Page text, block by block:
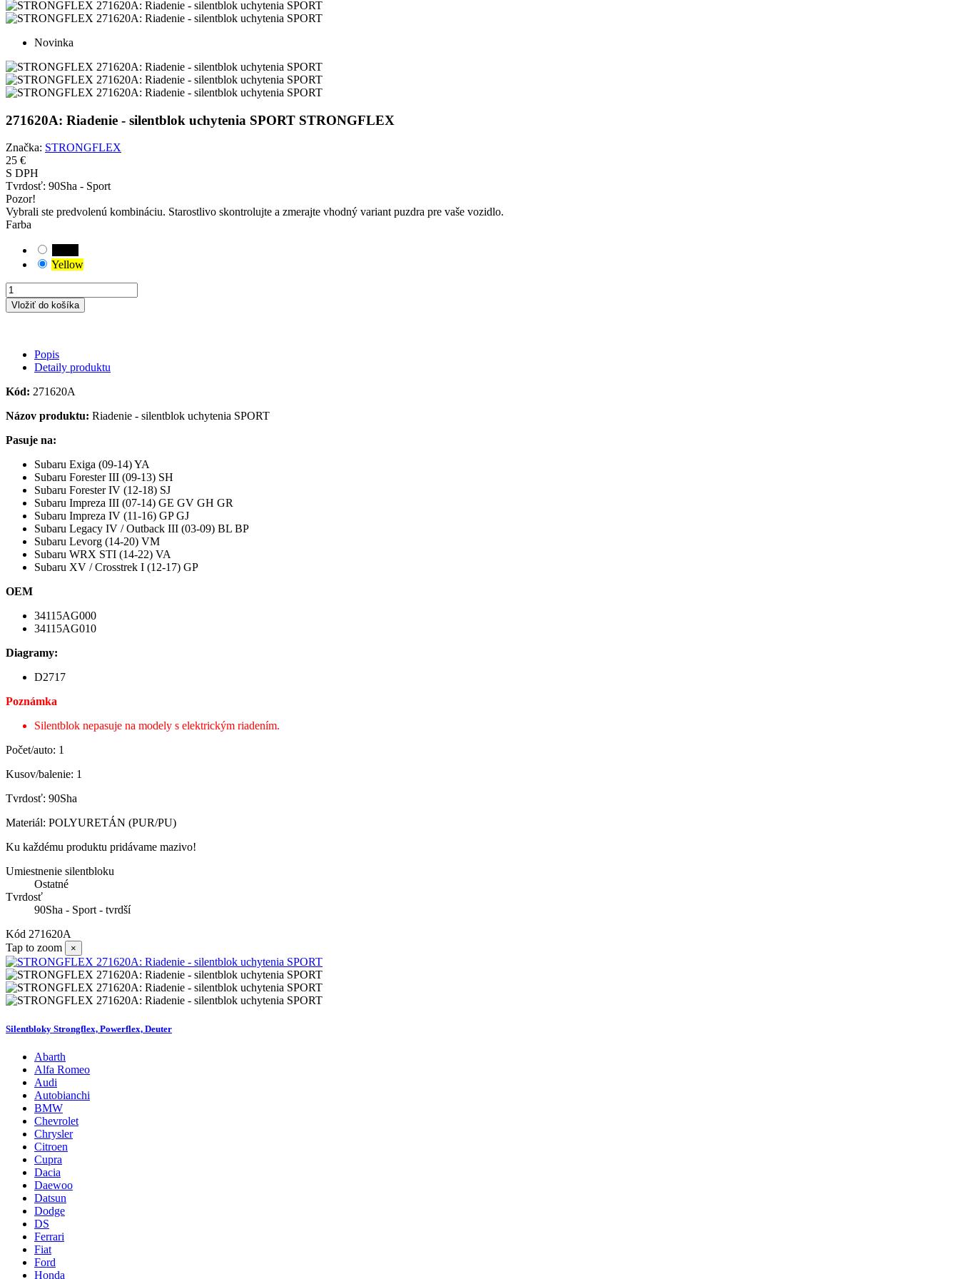
Novinka
271620A: Riadenie - silentblok uchytenia SPORT STRONGFLEX
Značka: STRONGFLEX
25 €
S DPH
Tvrdosť: 90Sha - Sport
Pozor!
Vybrali ste predvolenú kombináciu. Starostlivo skontrolujte a zmerajte vhodný variant puzdra pre vaše vozidlo.
Farba
Yellow
Vložiť do košíka
Popis
Detaily produktu
Kód: 271620A
Názov produktu: Riadenie - silentblok uchytenia SPORT
Pasuje na:
Subaru Exiga (09-14) YA
Subaru Forester III (09-13) SH
Subaru Forester IV (12-18) SJ
Subaru Impreza III (07-14) GE GV GH GR
Subaru Impreza IV (11-16) GP GJ
Subaru Legacy IV / Outback III (03-09) BL BP
Subaru Levorg (14-20) VM
Subaru WRX STI (14-22) VA
Subaru XV / Crosstrek I (12-17) GP
OEM
34115AG000
34115AG010
Diagramy:
D2717
Poznámka
Silentblok nepasuje na modely s elektrickým riadením.
Počet/auto: 1
Kusov/balenie: 1
Tvrdosť: 90Sha
Materiál: POLYURETÁN (PUR/PU)
Ku každému produktu pridávame mazivo!
Umiestnenie silentbloku
Ostatné
Tvrdosť
90Sha - Sport - tvrdší
Kód 271620A
Tap to zoom
×
Silentbloky Strongflex, Powerflex, Deuter
Abarth
Alfa Romeo
Audi
Autobianchi
BMW
Chevrolet
Chrysler
Citroen
Cupra
Dacia
Daewoo
Datsun
Dodge
DS
Ferrari
Fiat
Ford
Honda